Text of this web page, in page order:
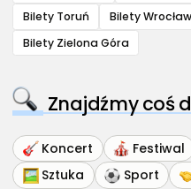
Bilety Toruń
Bilety Wrocław
Bilety Zielona Góra
Znajdźmy coś
Koncert Festiwal
Sztuka
Sport